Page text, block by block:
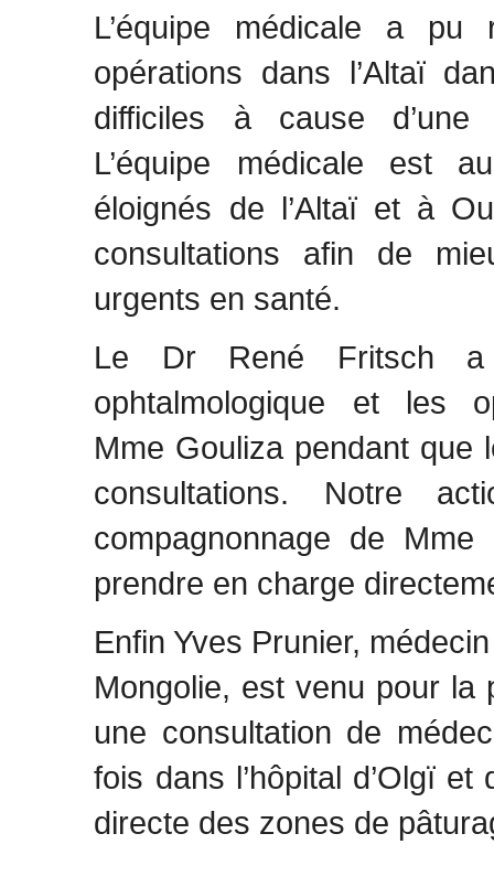
L’équipe médicale a
opérations dans l’Altaï
difficiles à cause d’une
L’équipe médicale est
éloignés de l’Altaï et à
consultations afin de
urgents en santé.
Le Dr René Fritsch a
ophtalmologique et les
Mme Gouliza pendant que
consultations. Notre
compagnonnage de
prendre en charge
Enfin Yves Prunier,
Mongolie, est venu pour la
une consultation de
fois dans l’hôpital d’Olgï
directe des zones de